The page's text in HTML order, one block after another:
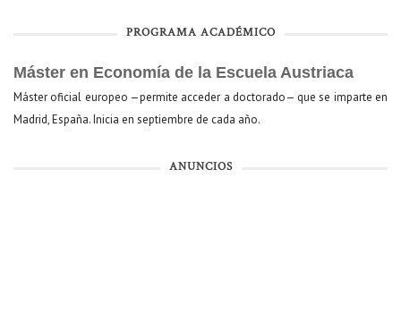
PROGRAMA ACADÉMICO
Máster en Economía de la Escuela Austriaca
Máster oficial europeo —permite acceder a doctorado— que se imparte en
Madrid, España. Inicia en septiembre de cada año.
ANUNCIOS